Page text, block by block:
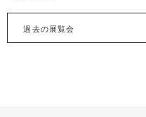
過去の展覧会